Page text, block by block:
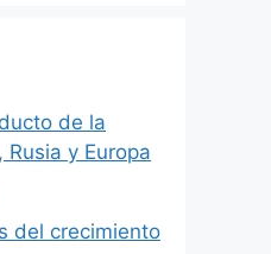
de la
Rusia y Europa
del crecimiento